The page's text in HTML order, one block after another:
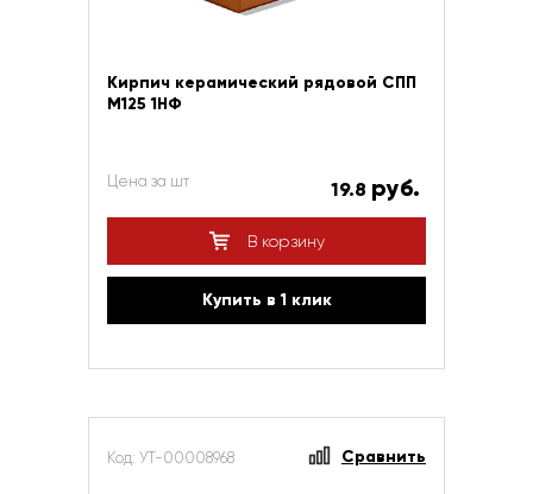
Кирпич керамический рядовой СПП
М125 1НФ
Цена за шт 19.8 руб.
В корзину
Купить в 1 клик
Код: УТ-00008968 Сравнить